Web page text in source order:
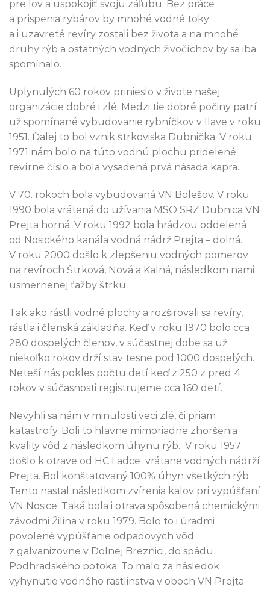
pre lov a uspokojiť svoju záľubu. Bez práce
a prispenia rybárov by mnohé vodné toky
a i uzavreté revíry zostali bez života a na mnohé
druhy rýb a ostatných vodných živočíchov by sa iba
spomínalo.
Uplynulých 60 rokov prinieslo v živote našej
organizácie dobré i zlé. Medzi tie dobré počiny patrí
už spomínané vybudovanie rybníčkov v Ilave v roku
1951. Ďalej to bol vznik štrkoviska Dubnička. V roku
1971 nám bolo na túto vodnú plochu pridelené
revírne číslo a bola vysadená prvá násada kapra.
V 70. rokoch bola vybudovaná VN Bolešov. V roku
1990 bola vrátená do užívania MSO SRZ Dubnica VN
Prejta horná. V roku 1992 bola hrádzou oddelená
od Nosického kanála vodná nádrž Prejta – dolná.
V roku 2000 došlo k zlepšeniu vodných pomerov
na revíroch Štrková, Nová a Kalná, následkom nami
usmernenej ťažby štrku.
Tak ako rástli vodné plochy a rozširovali sa revíry,
rástla i členská základňa. Keď v roku 1970 bolo cca
280 dospelých členov, v súčastnej dobe sa už
niekoľko rokov drží stav tesne pod 1000 dospelých.
Neteší nás pokles počtu detí keď z 250 z pred 4
rokov v súčasnosti registrujeme cca 160 detí.
Nevyhli sa nám v minulosti veci zlé, či priam
katastrofy. Boli to hlavne mimoriadne zhoršenia
kvality vôd z následkom úhynu rýb. V roku 1957
došlo k otrave od HC Ladce vrátane vodných nádrží
Prejta. Bol konštatovaný 100% úhyn všetkých rýb.
Tento nastal následkom zvírenia kalov pri vypúšťaní
VN Nosice. Taká bola i otrava spôsobená chemickými
závodmi Žilina v roku 1979. Bolo to i úradmi
povolené vypúšťanie odpadových vôd
z galvanizovne v Dolnej Breznici, do spádu
Podhradského potoka. To malo za následok
vyhynutie vodného rastlinstva v oboch VN Prejta.